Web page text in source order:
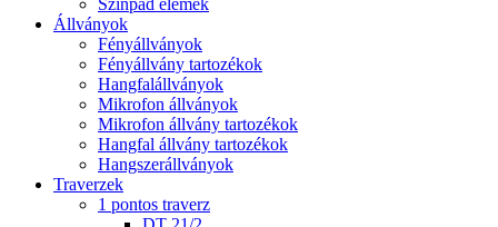
Színpad elemek
Állványok
Fényállványok
Fényállvány tartozékok
Hangfalállványok
Mikrofon állványok
Mikrofon állvány tartozékok
Hangfal állvány tartozékok
Hangszerállványok
Traverzek
1 pontos traverz